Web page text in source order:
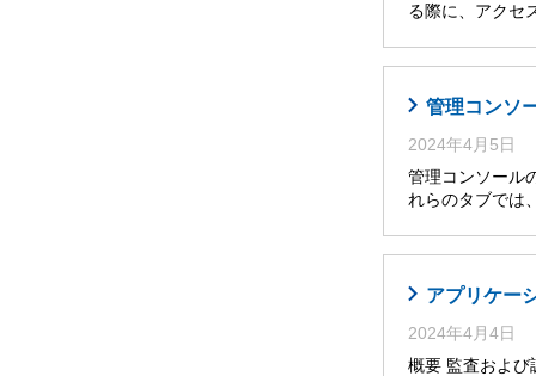
る際に、アクセ
管理コンソ
2024年4月5日
管理コンソール
れらのタブでは
アプリケー
2024年4月4日
概要 監査および